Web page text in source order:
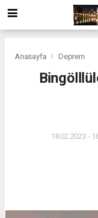
Anasayfa Deprem
18.02.2023 -